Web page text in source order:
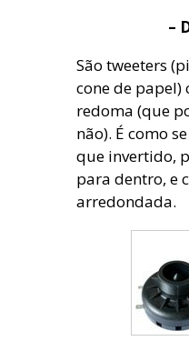
–
São tweeters
cone de papel)
redoma (que
não). É como
que invertido,
para dentro, e
arredondada.